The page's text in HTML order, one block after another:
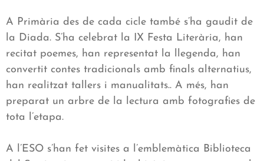
A Primària des de cada cicle també s’ha gaudit de
la Diada. S’ha celebrat la IX Festa Literària, han
recitat poemes, han representat la llegenda, han
convertit contes tradicionals amb finals alternatius,
han realitzat tallers i manualitats.. A més, han
preparat un arbre de la lectura amb fotografies de
tota l’etapa.
A l’ESO s’han fet visites a l’emblemàtica Biblioteca